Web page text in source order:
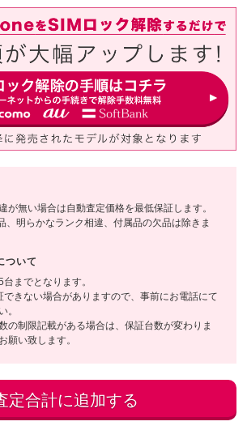
が無い場合は自動査定価格を最低保証します。
、明らかなランク相違、付属品の欠品は除きま
ついて
までとなります。
できない場合がありますので、事前にお電話にて
。
の制限記載がある場合は、保証台数が変わりま
願い致します。